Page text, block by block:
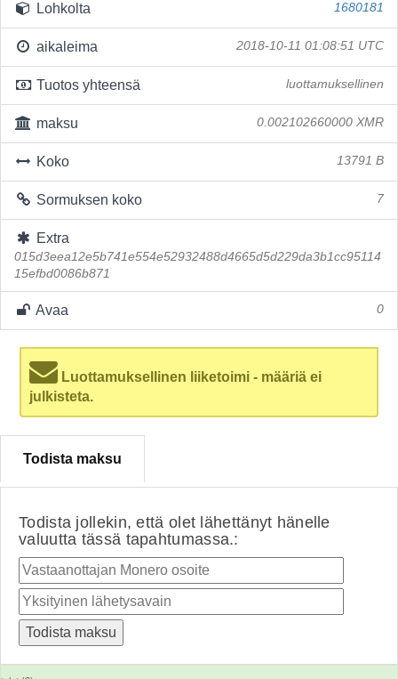
Lohkolta 1680181
aikaleima 2018-10-11 01:08:51 UTC
Tuotos yhteensä luottamuksellinen
maksu 0.002102660000 XMR
Koko 13791 B
Sormuksen koko 7
Extra
015d3eea12e5b741e554e52932488d4665d5d229da3b1cc95114
15efbd0086b871
Avaa 0
Luottamuksellinen liiketoimi - määriä ei
julkisteta.
Todista maksu
Todista jollekin, että olet lähettänyt hänelle
valuutta tässä tapahtumassa.: